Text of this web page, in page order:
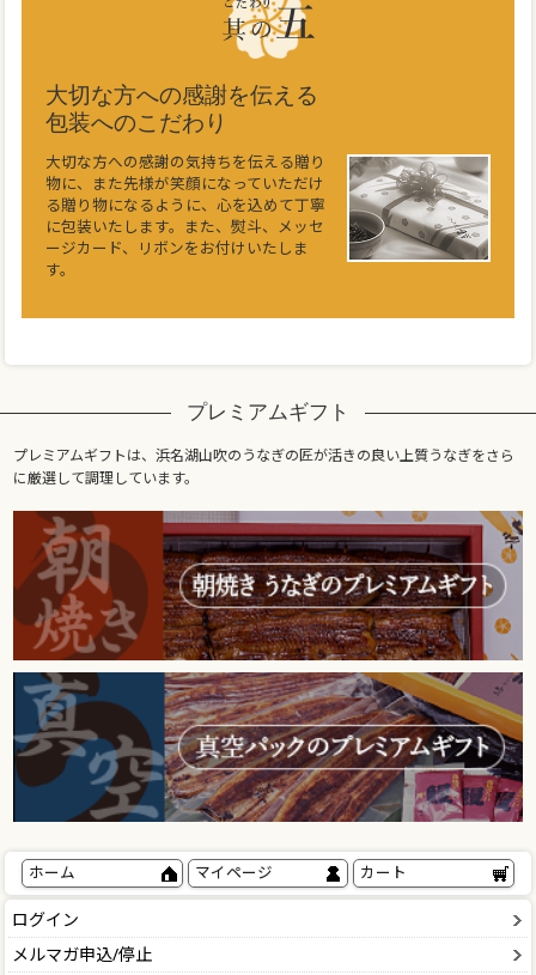
大切な方への感謝を伝える
包装へのこだわり
大切な方への感謝の気持ちを伝える贈り
物に、また先様が笑顔になっていただけ
る贈り物になるように、心を込めて丁寧
に包装いたします。また、熨斗、メッセ
ージカード、リボンをお付けいたしま
す。
プレミアムギフト
プレミアムギフトは、浜名湖山吹のうなぎの匠が活きの良い上質うなぎをさら
に厳選して調理しています。
ホーム マイページ カート
ログイン
メルマガ申込/停止